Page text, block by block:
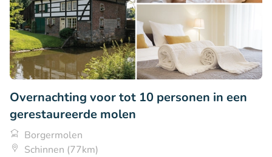
Overnachting voor tot 10 personen in een
gerestaureerde molen
Borgermolen
Schinnen (77km)